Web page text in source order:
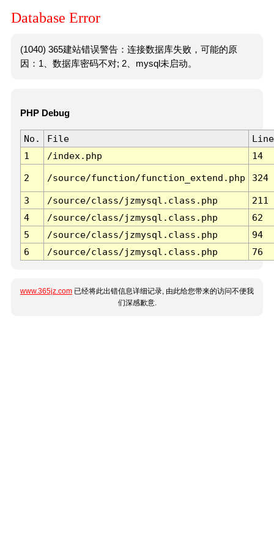
Database Error
(1040) 365建站错误警告：连接数据库失败，可能的原
因：1、数据库密码不对; 2、mysql未启动。
PHP Debug
No. File
Line
1
/index.php 14
2 /source/function/function_extend.php 324
3 /source/class/jzmysql.class.php
211
4
/source/class/jzmysql.class.php
62
5
/source/class/jzmysql.class.php
94
6
/source/class/jzmysql.class.php 76
www.365jz.com 已经将此出错信息详细记录, 由此给您带来的访问不便我
们深感歉意.